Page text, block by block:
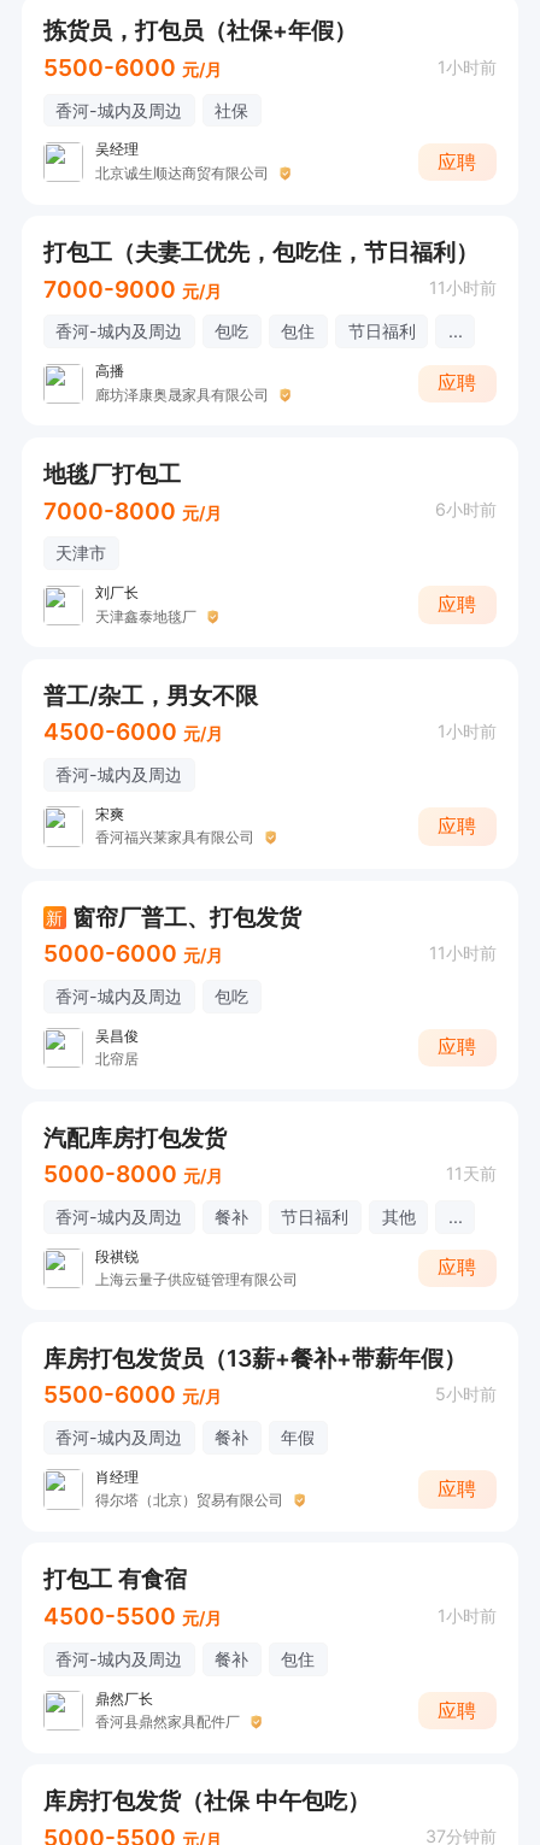
拣货员，打包员（社保+年假）
5500-6000 元/月 1小时前
香河-城内及周边 社保
吴经理
北京诚生顺达商贸有限公司
应聘
打包工（夫妻工优先，包吃住，节日福利）
7000-9000 元/月 11小时前
香河-城内及周边 包吃 包住 节日福利 ...
高播
廊坊泽康奥晟家具有限公司
应聘
地毯厂打包工
7000-8000 元/月 6小时前
天津市
刘厂长
天津鑫泰地毯厂
应聘
普工/杂工，男女不限
4500-6000 元/月 1小时前
香河-城内及周边
宋爽
香河福兴莱家具有限公司
应聘
新 窗帘厂普工、打包发货
5000-6000 元/月 11小时前
香河-城内及周边 包吃
吴昌俊
北帘居
应聘
汽配库房打包发货
5000-8000 元/月 11天前
香河-城内及周边 餐补 节日福利 其他 ...
段祺锐
上海云量子供应链管理有限公司
应聘
库房打包发货员（13薪+餐补+带薪年假）
5500-6000 元/月 5小时前
香河-城内及周边 餐补 年假
肖经理
得尔塔（北京）贸易有限公司
应聘
打包工 有食宿
4500-5500 元/月 1小时前
香河-城内及周边 餐补 包住
鼎然厂长
香河县鼎然家具配件厂
应聘
库房打包发货（社保 中午包吃）
5000-5500 元/月 37分钟前